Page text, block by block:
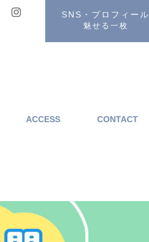
SNS・プロフィール
魅せる一枚
ACCESS CONTACT